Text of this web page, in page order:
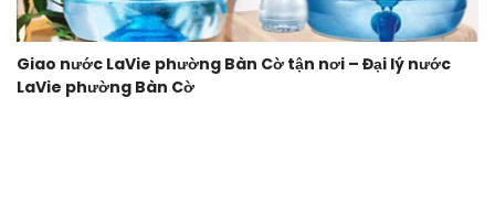
Giao nước LaVie phường Bàn Cờ tận nơi – Đại lý nước
LaVie phường Bàn Cờ